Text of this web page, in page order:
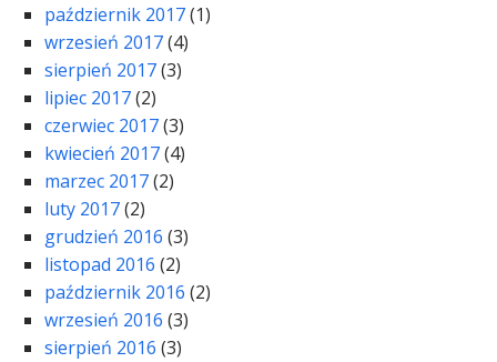
październik 2017(1)
wrzesień 2017(4)
sierpień 2017(3)
lipiec 2017(2)
czerwiec 2017(3)
kwiecień 2017(4)
marzec 2017(2)
luty 2017(2)
grudzień 2016 (3)
listopad 2016 (2)
październik 2016 (2)
wrzesień 2016 (3)
sierpień 2016 (3)